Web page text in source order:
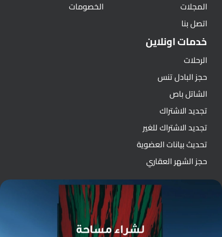
المجلات
اتصل بنا
الخصومات
خدمات اونلاين
الرحلات
حجز البادل تنس
الشاتل باص
تجديد الاشتراك
تجديد الاشتراك للغير
تحديث بيانات العضوية
حجز الشهر العقاري